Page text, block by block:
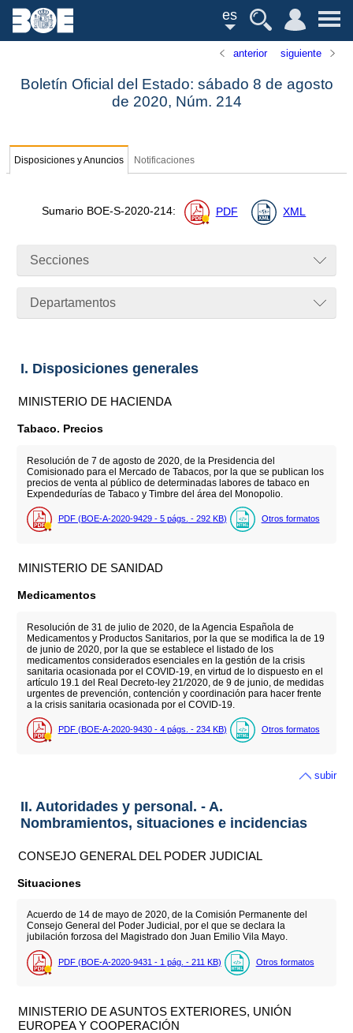
es
anterior siguiente
Boletín Oficial del Estado: sábado 8 de agosto
de 2020, Núm. 214
Disposiciones y Anuncios Notificaciones
Sumario BOE-S-2020-214: PDF XML
Secciones
Departamentos
I. Disposiciones generales
MINISTERIO DE HACIENDA
Tabaco. Precios
Resolución de 7 de agosto de 2020, de la Presidencia del
Comisionado para el Mercado de Tabacos, por la que se publican los
precios de venta al público de determinadas labores de tabaco en
Expendedurías de Tabaco y Timbre del área del Monopolio.
PDF (BOE-A-2020-9429 - 5 págs. - 292 KB) Otros formatos
MINISTERIO DE SANIDAD
Medicamentos
Resolución de 31 de julio de 2020, de la Agencia Española de
Medicamentos y Productos Sanitarios, por la que se modifica la de 19
de junio de 2020, por la que se establece el listado de los
medicamentos considerados esenciales en la gestión de la crisis
sanitaria ocasionada por el COVID-19, en virtud de lo dispuesto en el
artículo 19.1 del Real Decreto-ley 21/2020, de 9 de junio, de medidas
urgentes de prevención, contención y coordinación para hacer frente
a la crisis sanitaria ocasionada por el COVID-19.
PDF (BOE-A-2020-9430 - 4 págs. - 234 KB) Otros formatos
subir
II. Autoridades y personal. - A.
Nombramientos, situaciones e incidencias
CONSEJO GENERAL DEL PODER JUDICIAL
Situaciones
Acuerdo de 14 de mayo de 2020, de la Comisión Permanente del
Consejo General del Poder Judicial, por el que se declara la
jubilación forzosa del Magistrado don Juan Emilio Vila Mayo.
PDF (BOE-A-2020-9431 - 1 pág. - 211 KB) Otros formatos
MINISTERIO DE ASUNTOS EXTERIORES, UNIÓN
EUROPEA Y COOPERACIÓN